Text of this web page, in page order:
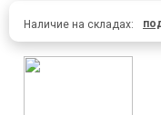
Наличие на складах: